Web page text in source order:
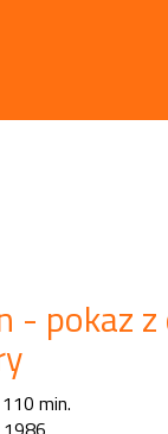
- pokaz
min.